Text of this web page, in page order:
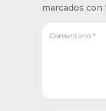
marcados con